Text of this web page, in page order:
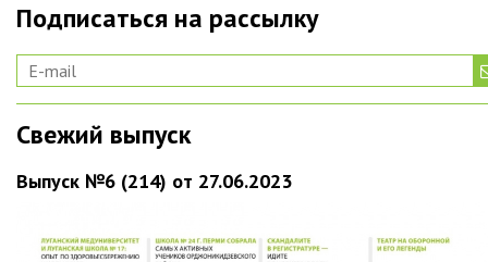
Подписаться на рассылку
Свежий выпуск
Выпуск №6 (214) от 27.06.2023